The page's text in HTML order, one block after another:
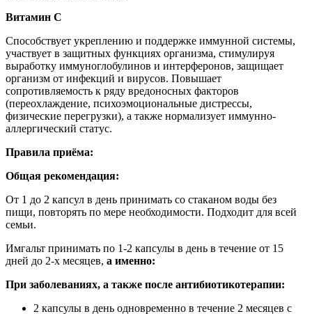
Витамин С
Способствует укреплению и поддержке иммунной системы,
участвует в защитных функциях организма, стимулируя
выработку иммуноглобулинов и интерферонов, защищает
организм от инфекций и вирусов. Повышает
сопротивляемость к ряду вредоносных факторов
(переохлаждение, психоэмоциональные дистрессы,
физические перегрузки), а также нормализует иммунно-
аллергический статус.
Правила приёма:
Общая рекомендация:
От 1 до 2 капсул в день принимать со стаканом воды без
пищи, повторять по мере необходимости. Подходит для всей
семьи.
Имгальт принимать по 1-2 капсулы в день в течение от 15
дней до 2-х месяцев, а именно:
При заболеваниях, а также после антибиотикотерапии:
2 капсулы в день одновременно в течение 2 месяцев с